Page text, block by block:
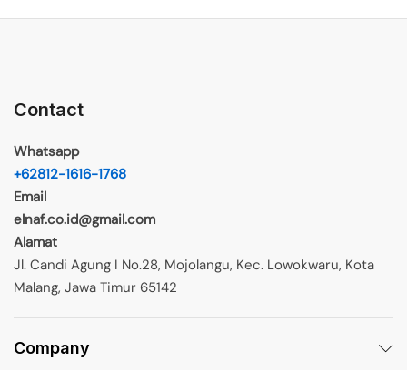
Contact
Whatsapp
+62812-1616-1768
Email
elnaf.co.id@gmail.com
Alamat
Jl. Candi Agung I No.28, Mojolangu, Kec. Lowokwaru, Kota
Malang, Jawa Timur 65142
Company